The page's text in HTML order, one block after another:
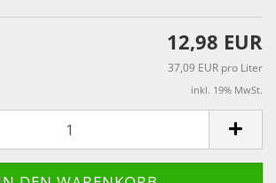
12,98 EUR
37,09 EUR pro Liter
inkl. 19% MwSt.